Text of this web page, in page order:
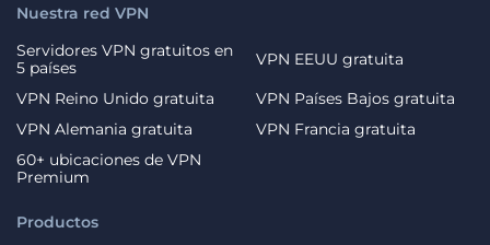
Productos
Nuestra red VPN
Servidores VPN gratuitos en
5 países
VPN EEUU gratuita
VPN Reino Unido gratuita
VPN Países Bajos gratuita
VPN Alemania gratuita
VPN Francia gratuita
60+ ubicaciones de VPN
Premium